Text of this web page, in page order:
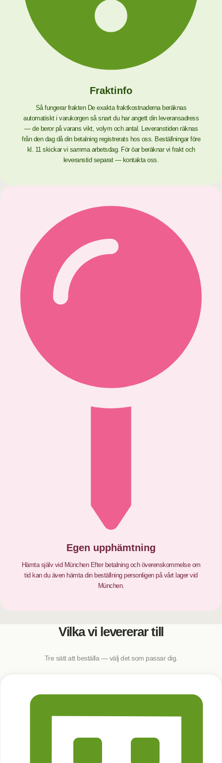
Fraktinfo
Så fungerar frakten De exakta fraktkostnaderna beräknas
automatiskt i varukorgen så snart du har angett din leveransadress
— de beror på varans vikt, volym och antal. Leveranstiden räknas
från den dag då din betalning registrerats hos oss. Beställningar före
kl. 11 skickar vi samma arbetsdag. För öar beräknar vi frakt och
leveranstid separat — kontakta oss.
Egen upphämtning
Hämta själv vid München Efter betalning och överenskommelse om
tid kan du även hämta din beställning personligen på vårt lager vid
München.
Vilka vi levererar till
Tre sätt att beställa — välj det som passar dig.